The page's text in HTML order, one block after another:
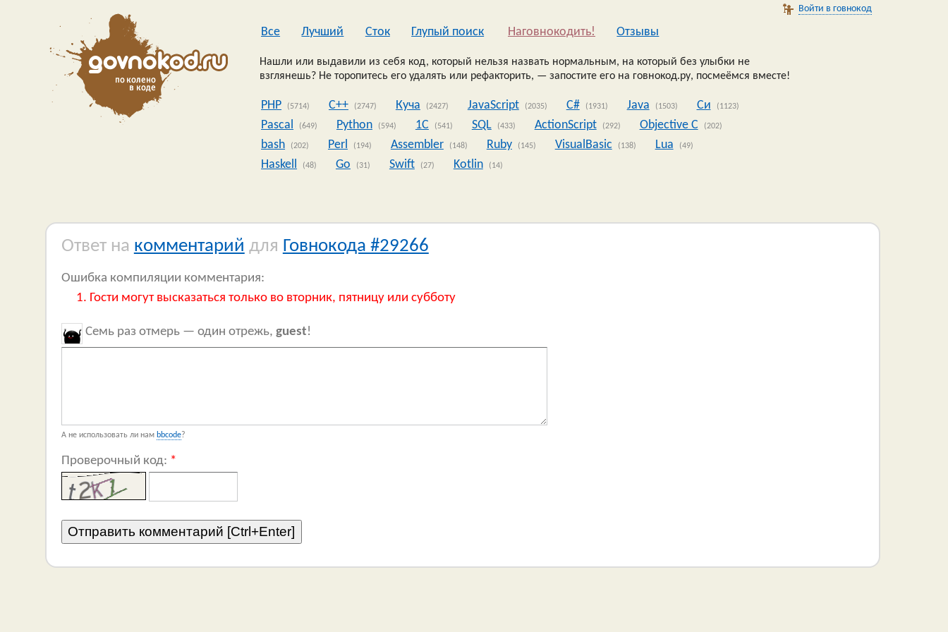
Войти в говнокод
Все Лучший Сток Глупый поиск Наговнокодить! Oтзывы
Нашли или выдавили из себя код, который нельзя назвать нормальным, на который без улыбки не
взглянешь? Не торопитесь его удалять или рефакторить, — запостите его на говнокод.ру, посмеёмся вместе!
PHP (5714) C++ (2747) Куча (2427) JavaScript (2035) C# (1931) Java (1503) Си (1123)
Pascal (649) Python (594) 1C (541) SQL (433) ActionScript (292) Objective C (202)
bash (202) Perl (194) Assembler (148) Ruby (145) VisualBasic (138) Lua (49)
Haskell (48) Go (31) Swift (27) Kotlin (14)
Ответ на комментарий для Говнокода #29266
Ошибка компиляции комментария:
Гости могут высказаться только во вторник, пятницу или субботу
Семь раз отмерь — один отрежь, guest!
А не использовать ли нам bbcode?
Проверочный код: *